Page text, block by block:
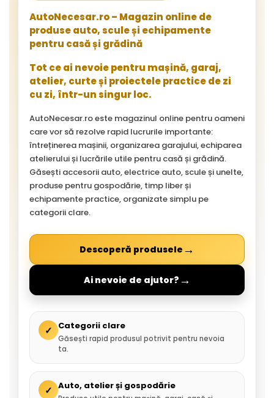
AutoNecesar.ro – Magazin online de
produse auto, scule și echipamente
pentru casă și grădină
Tot ce ai nevoie pentru mașină, garaj,
atelier, curte și proiectele practice de zi
cu zi, într-un singur loc.
AutoNecesar.ro este magazinul online pentru oameni
care vor să rezolve rapid lucrurile importante:
întreținerea mașinii, organizarea garajului, echiparea
atelierului și lucrările utile pentru casă și grădină.
Găsești accesorii auto, electrice auto, scule și unelte,
produse pentru gospodărie, timp liber și
echipamente practice, organizate simplu pe
categorii clare.
Descoperă produsele →
Ai nevoie de ajutor? →
✓ Categorii clare
Găsești rapid produsul potrivit pentru nevoia
ta.
✓ Auto, atelier și gospodărie